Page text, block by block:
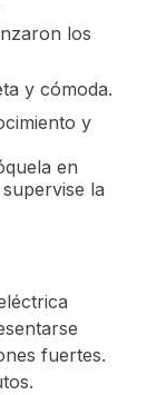
los
y cómoda.
y
en
la
fuertes.